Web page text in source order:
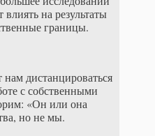
на результаты
границы.
дистанцироваться
с собственными
«Он или она
но не мы.